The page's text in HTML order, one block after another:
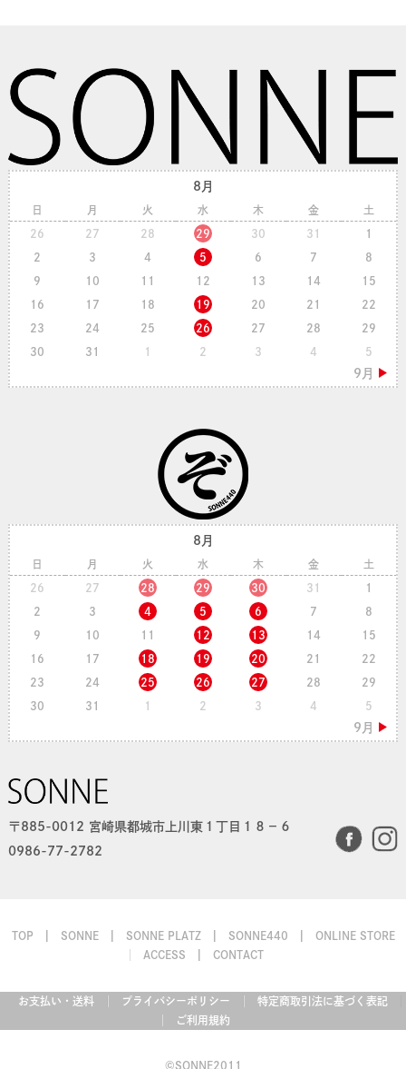
8月
日 月 火 水 木 金 土
26 27 28 29 30 31 1
2 3 4 5 6 7 8
9 10 11 12 13 14 15
16 17 18 19 20 21 22
23 24 25 26 27 28 29
30 31 1 2 3 4 5
8月
日 月 火 水 木 金 土
26 27 28 29 30 31 1
2 3 4 5 6 7 8
9 10 11 12 13 14 15
16 17 18 19 20 21 22
23 24 25 26 27 28 29
30 31 1 2 3 4 5
〒885-0012 宮崎県都城市上川東１丁目１８−６
0986-77-2782
TOP SONNE SONNE PLATZ SONNE440
ONLINE STORE
ACCESS
CONTACT
お支払い・送料 プライバシーポリシー
特定商取引法に基づく表記
ご利用規約
©SONNE2011